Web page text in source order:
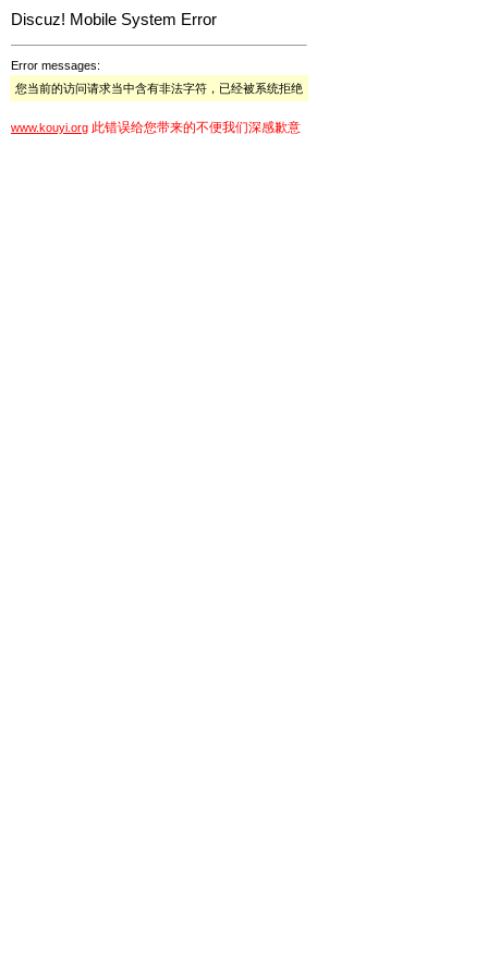
Discuz! Mobile System Error
Error messages:
您当前的访问请求当中含有非法字符，已经被系统拒绝
www.kouyi.org 此错误给您带来的不便我们深感歉意